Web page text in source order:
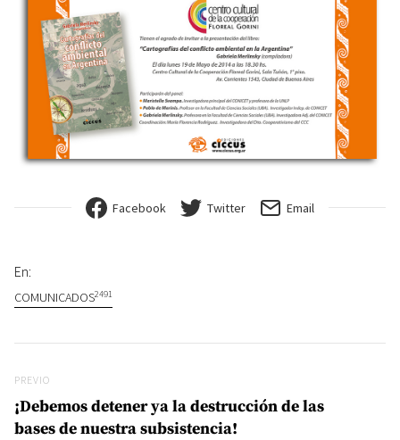
Facebook Twitter Email
En:
COMUNICADOS2491
Previo
PREVIO
¡Debemos detener ya la destrucción de las
bases de nuestra subsistencia!